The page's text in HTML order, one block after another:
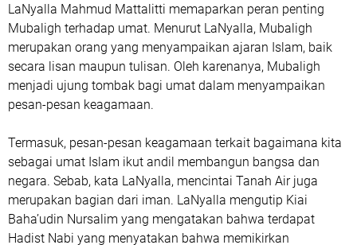
LaNyalla Mahmud Mattalitti memaparkan peran penting
Mubaligh terhadap umat. Menurut LaNyalla, Mubaligh
merupakan orang yang menyampaikan ajaran Islam, baik
secara lisan maupun tulisan. Oleh karenanya, Mubaligh
menjadi ujung tombak bagi umat dalam menyampaikan
pesan-pesan keagamaan.
Termasuk, pesan-pesan keagamaan terkait bagaimana kita
sebagai umat Islam ikut andil membangun bangsa dan
negara. Sebab, kata LaNyalla, mencintai Tanah Air juga
merupakan bagian dari iman. LaNyalla mengutip Kiai
Baha’udin Nursalim yang mengatakan bahwa terdapat
Hadist Nabi yang menyatakan bahwa memikirkan